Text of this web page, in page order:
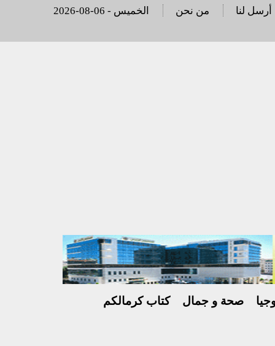
2026-08-06 - الخميس من نحن أرسل لنا
صحة و جمال كتاب كرمالكم